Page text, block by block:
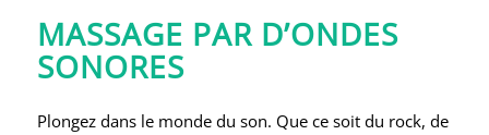
MASSAGE PAR D’ONDES
SONORES
Plongez dans le monde du son. Que ce soit du rock, de